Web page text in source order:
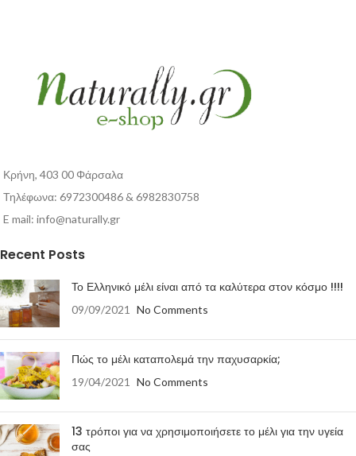
Κρήνη, 403 00 Φάρσαλα
Τηλέφωνα: 6972300486 & 6982830758
E mail: info@naturally.gr
Recent Posts
Το Ελληνικό μέλι είναι από τα καλύτερα στον κόσμο !!!!
09/09/2021 No Comments
Πώς το μέλι καταπολεμά την παχυσαρκία;
19/04/2021 No Comments
13 τρόποι για να χρησιμοποιήσετε το μέλι για την υγεία
σας